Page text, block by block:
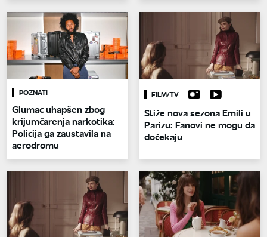
POZNATI
Glumac uhapšen zbog
krijumčarenja narkotika:
Policija ga zaustavila na
aerodromu
FILM/TV
Stiže nova sezona Emili u
Parizu: Fanovi ne mogu da
dočekaju